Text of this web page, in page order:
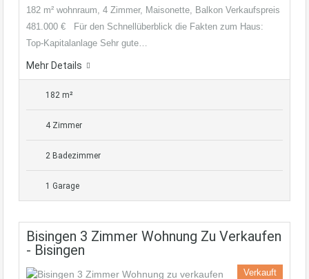
182 m² wohnraum, 4 Zimmer, Maisonette, Balkon Verkaufspreis
481.000 € Für den Schnellüberblick die Fakten zum Haus:
Top-Kapitalanlage Sehr gute…
Mehr Details
182 m²
4 Zimmer
2 Badezimmer
1 Garage
Bisingen 3 Zimmer Wohnung Zu Verkaufen
- Bisingen
Verkauft